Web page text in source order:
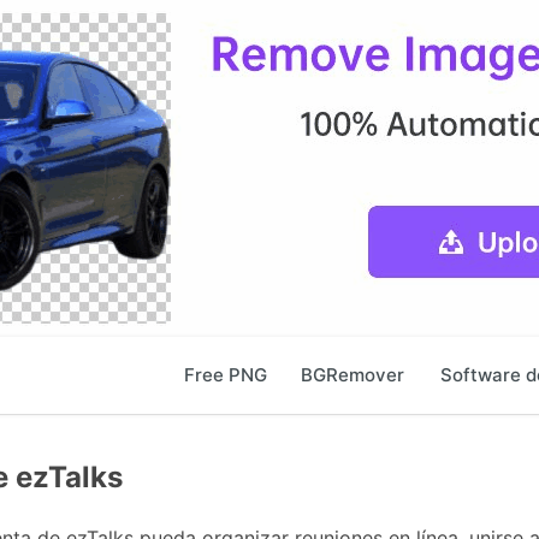
Free PNG BGRemover Software
ezTalks